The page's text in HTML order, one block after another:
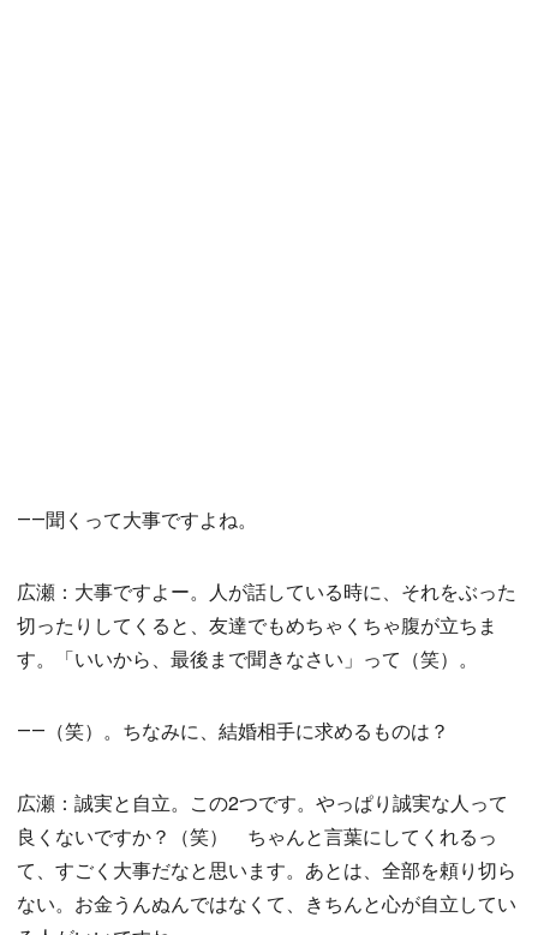
――聞くって大事ですよね。
広瀬：大事ですよー。人が話している時に、それをぶった
切ったりしてくると、友達でもめちゃくちゃ腹が立ちま
す。「いいから、最後まで聞きなさい」って（笑）。
――（笑）。ちなみに、結婚相手に求めるものは？
広瀬：誠実と自立。この2つです。やっぱり誠実な人って
良くないですか？（笑） ちゃんと言葉にしてくれるっ
て、すごく大事だなと思います。あとは、全部を頼り切ら
ない。お金うんぬんではなくて、きちんと心が自立してい